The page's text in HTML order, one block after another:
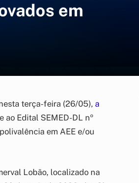
em
terça-feira (26/05), a
ao Edital SEMED-DL nº
em AEE e/ou
Lobão, localizado na